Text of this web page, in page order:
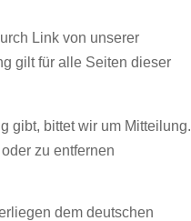
Link von unserer
gilt für alle Seiten dieser
gibt, bittet wir um Mitteilung.
zu entfernen
dem deutschen